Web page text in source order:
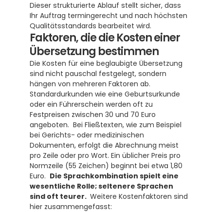
Dieser strukturierte Ablauf stellt sicher, dass
Ihr Auftrag termingerecht und nach höchsten
Qualitätsstandards bearbeitet wird.
Faktoren, die die Kosten einer
Übersetzung bestimmen
Die Kosten für eine beglaubigte Übersetzung
sind nicht pauschal festgelegt, sondern
hängen von mehreren Faktoren ab.
Standardurkunden wie eine Geburtsurkunde
oder ein Führerschein werden oft zu
Festpreisen zwischen 30 und 70 Euro
angeboten.  Bei Fließtexten, wie zum Beispiel
bei Gerichts- oder medizinischen
Dokumenten, erfolgt die Abrechnung meist
pro Zeile oder pro Wort. Ein üblicher Preis pro
Normzeile (55 Zeichen) beginnt bei etwa 1,80
Euro. Die Sprachkombination spielt eine
wesentliche Rolle; seltenere Sprachen
sind oft teurer. Weitere Kostenfaktoren sind
hier zusammengefasst: